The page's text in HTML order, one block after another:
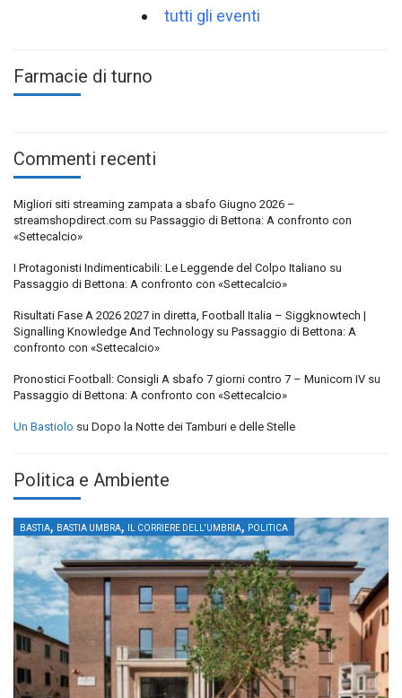
tutti gli eventi
Farmacie di turno
Commenti recenti
Migliori siti streaming zampata a sbafo Giugno 2026 –
streamshopdirect.com su Passaggio di Bettona: A confronto con
«Settecalcio»
I Protagonisti Indimenticabili: Le Leggende del Colpo Italiano su
Passaggio di Bettona: A confronto con «Settecalcio»
Risultati Fase A 2026 2027 in diretta, Football Italia – Siggknowtech |
Signalling Knowledge And Technology su Passaggio di Bettona: A
confronto con «Settecalcio»
Pronostici Football: Consigli A sbafo 7 giorni contro 7 – Municorn IV su
Passaggio di Bettona: A confronto con «Settecalcio»
Un Bastiolo su Dopo la Notte dei Tamburi e delle Stelle
Politica e Ambiente
BASTIA, BASTIA UMBRA, IL CORRIERE DELL'UMBRIA, POLITICA